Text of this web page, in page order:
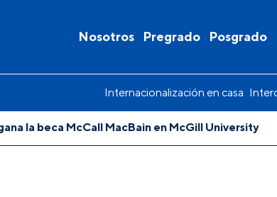
Nosotros Pregrado Posgrado
Internacionalización en casa
la beca McCall MacBain en McGill University